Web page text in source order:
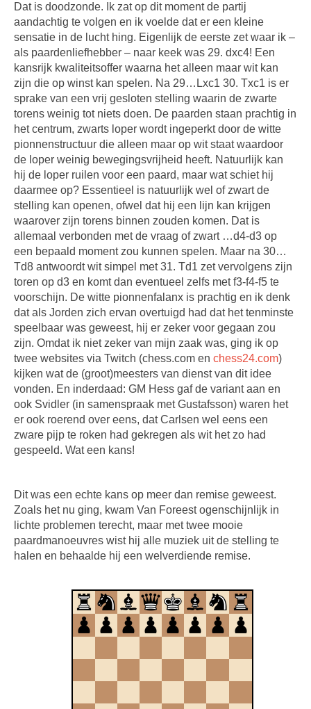
Dat is doodzonde. Ik zat op dit moment de partij
aandachtig te volgen en ik voelde dat er een kleine
sensatie in de lucht hing. Eigenlijk de eerste zet waar ik –
als paardenliefhebber – naar keek was 29. dxc4! Een
kansrijk kwaliteitsoffer waarna het alleen maar wit kan
zijn die op winst kan spelen. Na 29…Lxc1 30. Txc1 is er
sprake van een vrij gesloten stelling waarin de zwarte
torens weinig tot niets doen. De paarden staan prachtig in
het centrum, zwarts loper wordt ingeperkt door de witte
pionnenstructuur die alleen maar op wit staat waardoor
de loper weinig bewegingsvrijheid heeft. Natuurlijk kan
hij de loper ruilen voor een paard, maar wat schiet hij
daarmee op? Essentieel is natuurlijk wel of zwart de
stelling kan openen, ofwel dat hij een lijn kan krijgen
waarover zijn torens binnen zouden komen. Dat is
allemaal verbonden met de vraag of zwart …d4-d3 op
een bepaald moment zou kunnen spelen. Maar na 30…
Td8 antwoordt wit simpel met 31. Td1 zet vervolgens zijn
toren op d3 en komt dan eventueel zelfs met f3-f4-f5 te
voorschijn. De witte pionnenfalanx is prachtig en ik denk
dat als Jorden zich ervan overtuigd had dat het tenminste
speelbaar was geweest, hij er zeker voor gegaan zou
zijn. Omdat ik niet zeker van mijn zaak was, ging ik op
twee websites via Twitch (chess.com en chess24.com)
kijken wat de (groot)meesters van dienst van dit idee
vonden. En inderdaad: GM Hess gaf de variant aan en
ook Svidler (in samenspraak met Gustafsson) waren het
er ook roerend over eens, dat Carlsen wel eens een
zware pijp te roken had gekregen als wit het zo had
gespeeld. Wat een kans!
Dit was een echte kans op meer dan remise geweest.
Zoals het nu ging, kwam Van Foreest ogenschijnlijk in
lichte problemen terecht, maar met twee mooie
paardmanoeuvres wist hij alle muziek uit de stelling te
halen en behaalde hij een welverdiende remise.